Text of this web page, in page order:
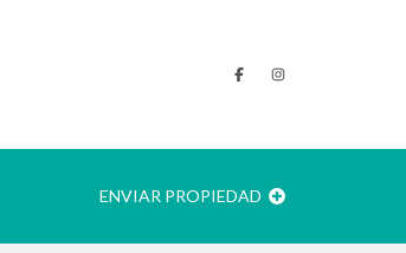
ENVIAR PROPIEDAD